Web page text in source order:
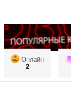
Онлайн
2